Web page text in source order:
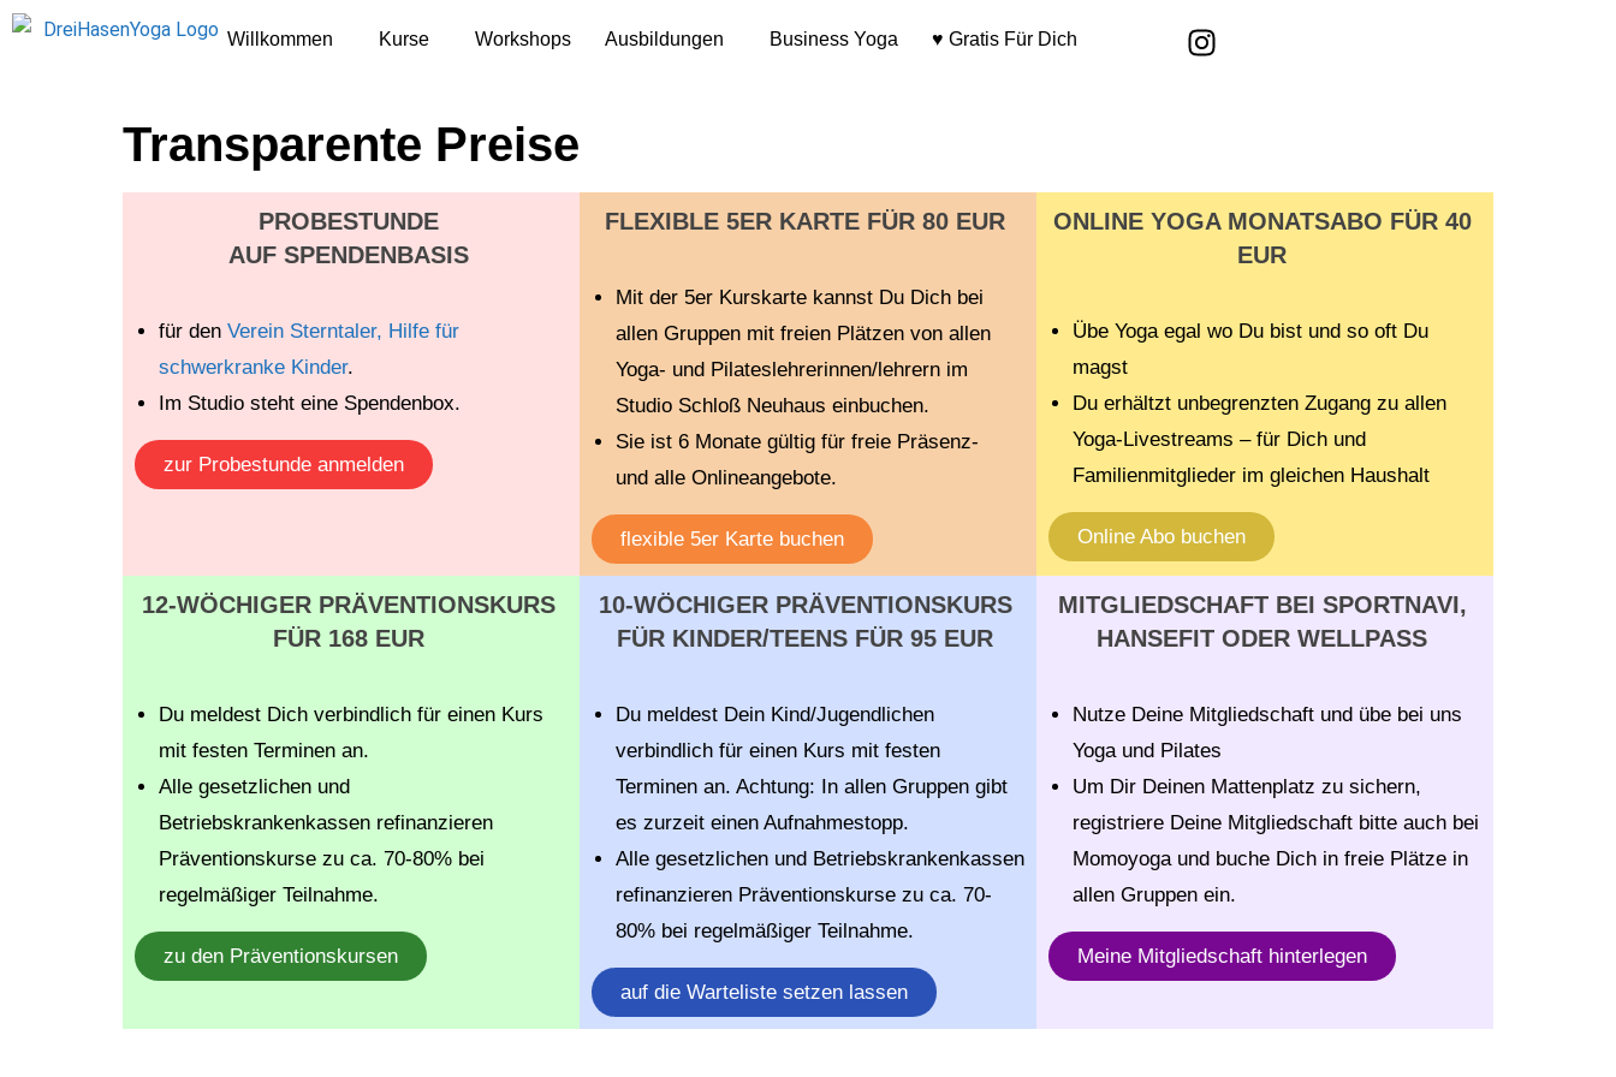
Willkommen Kurse Workshops Ausbildungen Business Yoga ♥ Gratis Für Dich
Transparente Preise
PROBESTUNDE
AUF SPENDENBASIS
für den Verein Sterntaler, Hilfe für
schwerkranke Kinder.
Im Studio steht eine Spendenbox.
zur Probestunde anmelden
FLEXIBLE 5ER KARTE FÜR 80 EUR
Mit der 5er Kurskarte kannst Du Dich bei
allen Gruppen mit freien Plätzen von allen
Yoga- und Pilateslehrerinnen/lehrern im
Studio Schloß Neuhaus einbuchen.
Sie ist 6 Monate gültig für freie Präsenz-
und alle Onlineangebote.
flexible 5er Karte buchen
ONLINE YOGA MONATSABO FÜR 40
EUR
Übe Yoga egal wo Du bist und so oft Du
magst
Du erhältzt unbegrenzten Zugang zu allen
Yoga-Livestreams – für Dich und
Familienmitglieder im gleichen Haushalt
Online Abo buchen
12-WÖCHIGER PRÄVENTIONSKURS
FÜR 168 EUR
Du meldest Dich verbindlich für einen Kurs
mit festen Terminen an.
Alle gesetzlichen und
Betriebskrankenkassen refinanzieren
Präventionskurse zu ca. 70-80% bei
regelmäßiger Teilnahme.
zu den Präventionskursen
10-WÖCHIGER PRÄVENTIONSKURS
FÜR KINDER/TEENS FÜR 95 EUR
Du meldest Dein Kind/Jugendlichen
verbindlich für einen Kurs mit festen
Terminen an. Achtung: In allen Gruppen gibt
es zurzeit einen Aufnahmestopp.
Alle gesetzlichen und Betriebskrankenkassen
refinanzieren Präventionskurse zu ca. 70-
80% bei regelmäßiger Teilnahme.
auf die Warteliste setzen lassen
MITGLIEDSCHAFT BEI SPORTNAVI,
HANSEFIT ODER WELLPASS
Nutze Deine Mitgliedschaft und übe bei uns
Yoga und Pilates
Um Dir Deinen Mattenplatz zu sichern,
registriere Deine Mitgliedschaft bitte auch bei
Momoyoga und buche Dich in freie Plätze in
allen Gruppen ein.
Meine Mitgliedschaft hinterlegen